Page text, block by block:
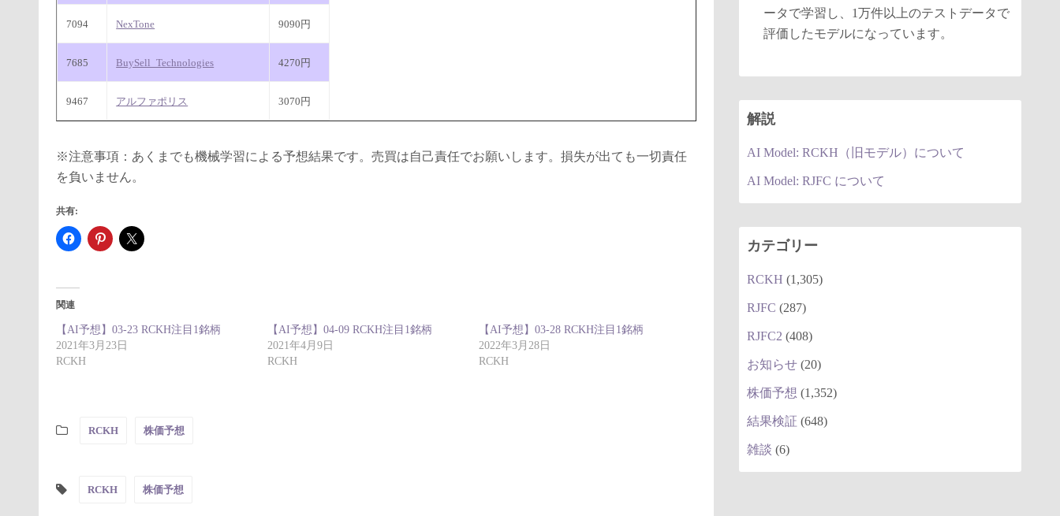
7094 NexTone 9090円
7685 BuySell_Technologies 4270円
9467 アルファポリス 3070円
※注意事項：あくまでも機械学習による予想結果です。売買は自己責任でお願いします。損失が出ても一切責任
を負いません。
共有:
関連
【AI予想】03-23 RCKH注目1銘柄
2021年3月23日
RCKH
【AI予想】04-09 RCKH注目1銘柄
2021年4月9日
RCKH
【AI予想】03-28 RCKH注目1銘柄
2022年3月28日
RCKH
RCKH 株価予想
RCKH 株価予想
ータで学習し、1万件以上のテストデータで
評価したモデルになっています。
解説
AI Model: RCKH（旧モデル）について
AI Model: RJFC について
カテゴリー
RCKH (1,305)
RJFC (287)
RJFC2 (408)
お知らせ (20)
株価予想 (1,352)
結果検証 (648)
雑談 (6)